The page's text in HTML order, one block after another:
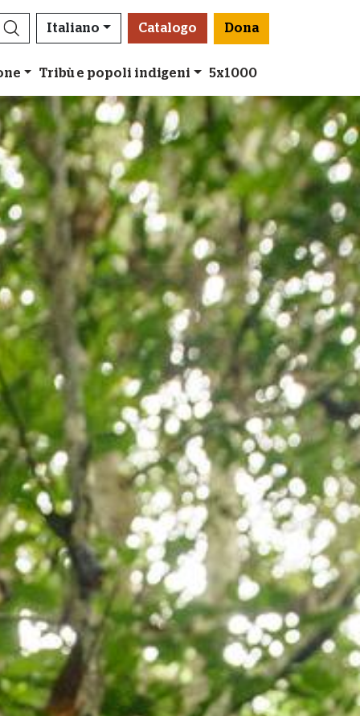
Italiano Catalogo Dona
Tribù e popoli indigeni 5x1000